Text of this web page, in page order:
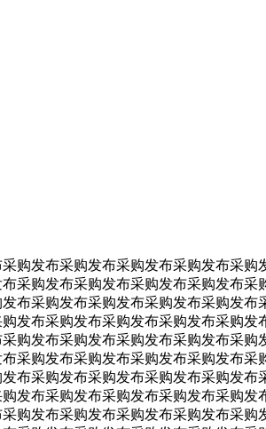
购发布采购发布采购发布采购发布采
布采购发布采购发布采购发布采购发布采
发布采购发布采购发布采购发布采购发布
发布采购发布采购发布采购发布采购发
购发布采购发布采购发布采购发布采购
布采购发布采购发布采购发布采购发布采
发布采购发布采购发布采购发布采购发布
发布采购发布采购发布采购发布采购发
购发布采购发布采购发布采购发布采购